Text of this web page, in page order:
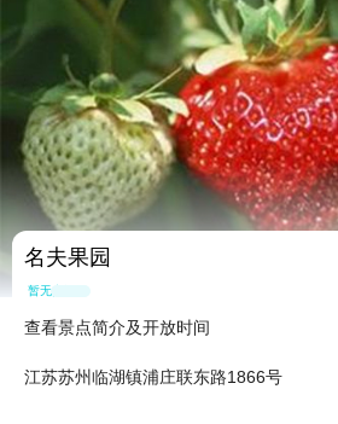
名夫果园
暂无点评
查看景点简介及开放时间
江苏苏州临湖镇浦庄联东路1866号
